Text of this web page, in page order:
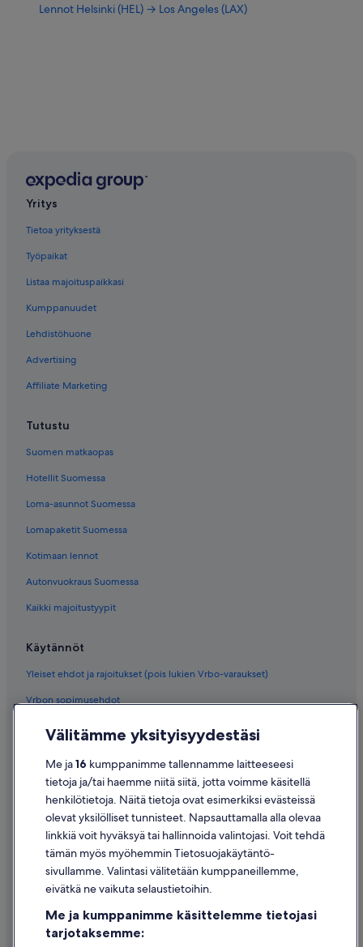
Lennot Helsinki (HEL) → Los Angeles (LAX)
Yritys
Tietoa yrityksestä
Työpaikat
Listaa majoituspaikkasi
Kumppanuudet
Lehdistöhuone
Advertising
Affiliate Marketing
Tutustu
Suomen matkaopas
Hotellit Suomessa
Loma-asunnot Suomessa
Lomapaketit Suomessa
Kotimaan lennot
Autonvuokraus Suomessa
Kaikki majoitustyypit
Käytännöt
Yleiset ehdot ja rajoitukset (pois lukien Vrbo-varaukset)
Vrbon sopimusehdot
Evästeet
Käyttöehdot
Oikeudelliset tiedot / ota meihin yhteyttä
Sisältövaatimukset ja ilmoituksen tekeminen sisällöstä
Tuki
Ota yhteyttä
Välitämme yksityisyydestäsi
Me ja16 kumppanimme tallennamme laitteeseesi
tietoja ja/tai haemme niitä siitä, jotta voimme käsitellä
henkilötietoja. Näitä tietoja ovat esimerkiksi evästeissä
olevat yksilölliset tunnisteet. Napsauttamalla alla olevaa
linkkiä voit hyväksyä tai hallinnoida valintojasi. Voit tehdä
tämän myös myöhemmin Tietosuojakäytäntö-
sivullamme. Valintasi välitetään kumppaneillemme,
eivätkä ne vaikuta selaustietoihin.
Me ja kumppanimme käsittelemme tietojasi
tarjotaksemme: